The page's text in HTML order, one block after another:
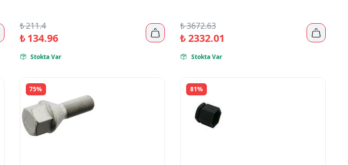
₺211.4
₺134.96 
 Stokta Var
₺3672.63
₺2332.01 
 Stokta Var
75% 81%